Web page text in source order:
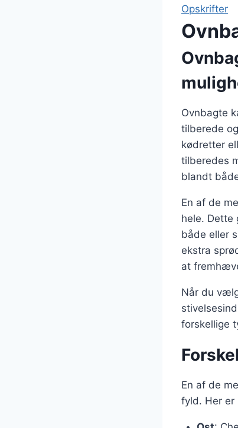
Opskrifter
Ovnbagte
tilberede
kødretter
tilberedes
blandt
En af de
hele. Dette
både eller
ekstra
at
Når du
forskellige
En af de
fyld. Her er